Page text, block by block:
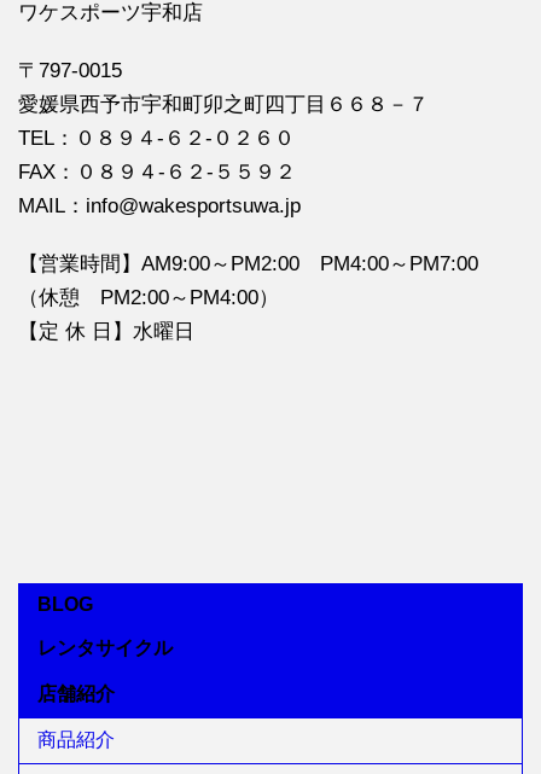
ワケスポーツ宇和店
〒797-0015
愛媛県西予市宇和町卯之町四丁目６６８－７
TEL：０８９４‐６２‐０２６０
FAX：０８９４‐６２‐５５９２
MAIL：info@wakesportsuwa.jp
【営業時間】AM9:00～PM2:00 PM4:00～PM7:00
（休憩 PM2:00～PM4:00）
【定 休 日】水曜日
BLOG
レンタサイクル
店舗紹介
商品紹介